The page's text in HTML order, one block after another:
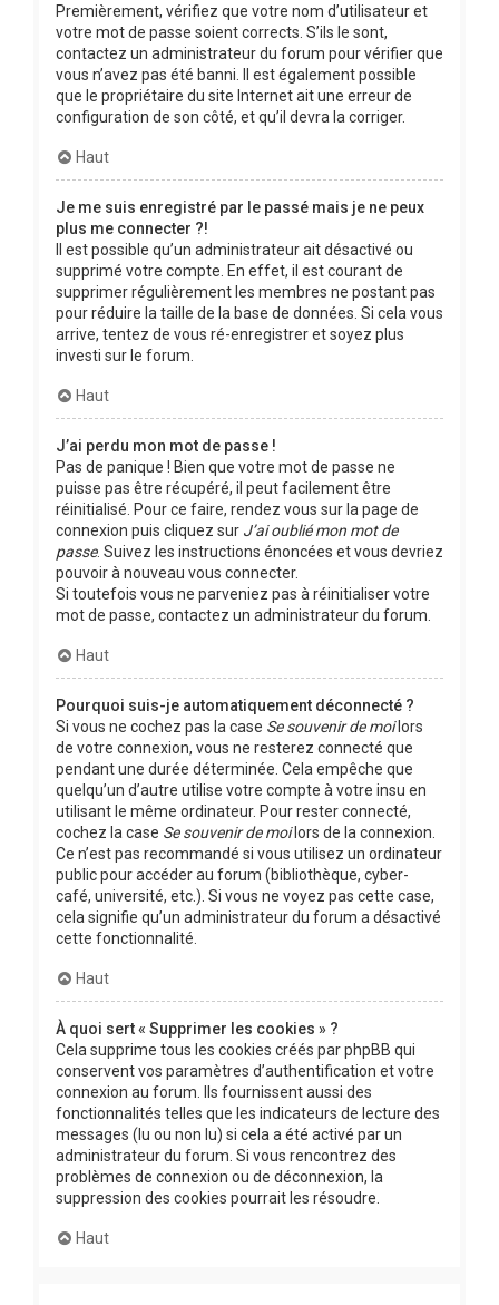
Premièrement, vérifiez que votre nom d’utilisateur et
votre mot de passe soient corrects. S’ils le sont,
contactez un administrateur du forum pour vérifier que
vous n’avez pas été banni. Il est également possible
que le propriétaire du site Internet ait une erreur de
configuration de son côté, et qu’il devra la corriger.
Haut
Je me suis enregistré par le passé mais je ne peux
plus me connecter ?!
Il est possible qu’un administrateur ait désactivé ou
supprimé votre compte. En effet, il est courant de
supprimer régulièrement les membres ne postant pas
pour réduire la taille de la base de données. Si cela vous
arrive, tentez de vous ré-enregistrer et soyez plus
investi sur le forum.
Haut
J’ai perdu mon mot de passe !
Pas de panique ! Bien que votre mot de passe ne
puisse pas être récupéré, il peut facilement être
réinitialisé. Pour ce faire, rendez vous sur la page de
connexion puis cliquez sur J’ai oublié mon mot de
passe. Suivez les instructions énoncées et vous devriez
pouvoir à nouveau vous connecter.
Si toutefois vous ne parveniez pas à réinitialiser votre
mot de passe, contactez un administrateur du forum.
Haut
Pourquoi suis-je automatiquement déconnecté ?
Si vous ne cochez pas la case Se souvenir de moilors
de votre connexion, vous ne resterez connecté que
pendant une durée déterminée. Cela empêche que
quelqu’un d’autre utilise votre compte à votre insu en
utilisant le même ordinateur. Pour rester connecté,
cochez la case Se souvenir de moilors de la connexion.
Ce n’est pas recommandé si vous utilisez un ordinateur
public pour accéder au forum (bibliothèque, cyber-
café, université, etc.). Si vous ne voyez pas cette case,
cela signifie qu’un administrateur du forum a désactivé
cette fonctionnalité.
Haut
À quoi sert « Supprimer les cookies » ?
Cela supprime tous les cookies créés par phpBB qui
conservent vos paramètres d’authentification et votre
connexion au forum. Ils fournissent aussi des
fonctionnalités telles que les indicateurs de lecture des
messages (lu ou non lu) si cela a été activé par un
administrateur du forum. Si vous rencontrez des
problèmes de connexion ou de déconnexion, la
suppression des cookies pourrait les résoudre.
Haut